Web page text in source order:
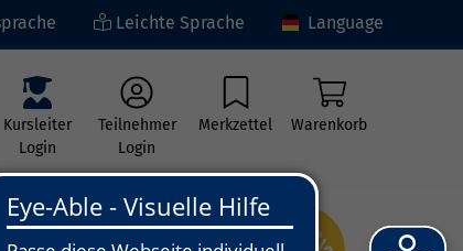
Leichte Sprache Language
Kursleiter
Login
Teilnehmer
Login
Merkzettel Warenkorb